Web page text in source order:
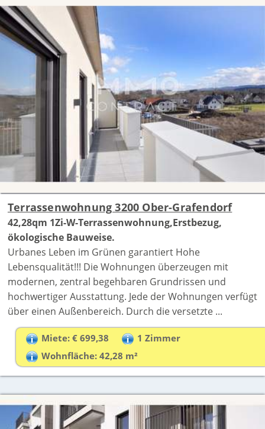
Terrassenwohnung 3200 Ober-Grafendorf
42,28qm 1Zi-W-Terrassenwohnung,Erstbezug,
ökologische Bauweise.
Urbanes Leben im Grünen garantiert Hohe
Lebensqualität!!! Die Wohnungen überzeugen mit
modernen, zentral begehbaren Grundrissen und
hochwertiger Ausstattung. Jede der Wohnungen verfügt
über einen Außenbereich. Durch die versetzte ...
Miete: € 699,38
1 Zimmer
Wohnfläche: 42,28 m²